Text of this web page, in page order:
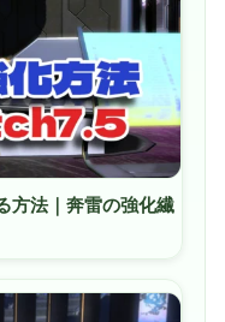
方法｜奔雷の強化繊